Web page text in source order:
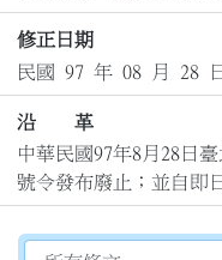
修正日期
民國 97 年 08 月 28
沿 革
中華民國97年8月28日
號令發布廢止；並自即
切換選擇法規資訊內容